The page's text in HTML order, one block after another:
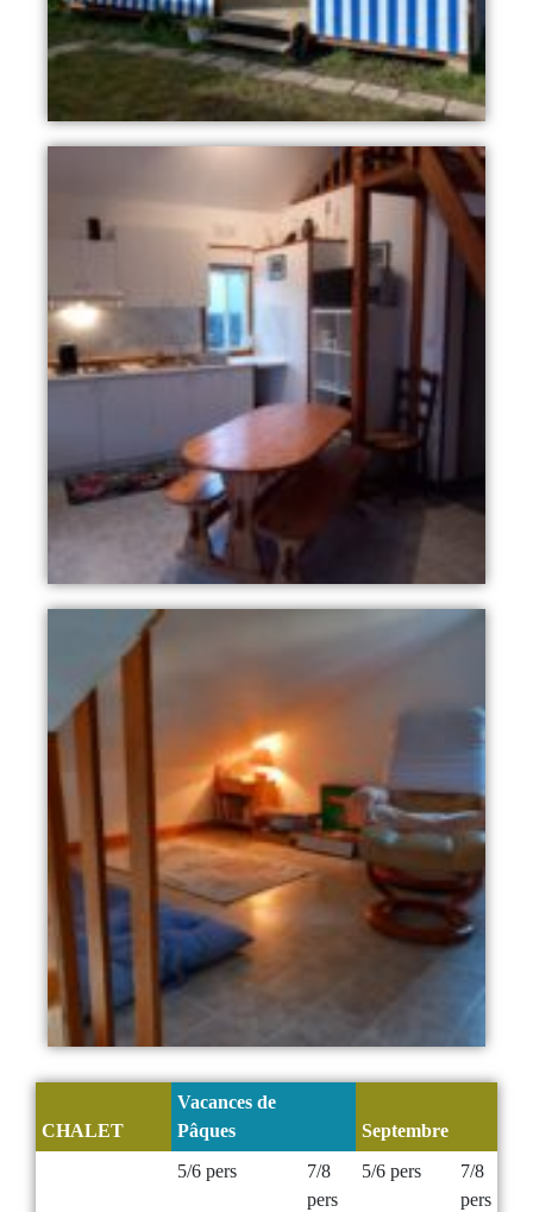
CHALET
Vacances de
Pâques
Septembre
5/6 pers
7/8
pers
5/6 pers
7/8
pers